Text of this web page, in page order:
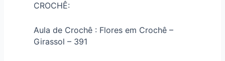
CROCHÊ:
Aula de Crochê : Flores em Crochê –
Girassol – 391